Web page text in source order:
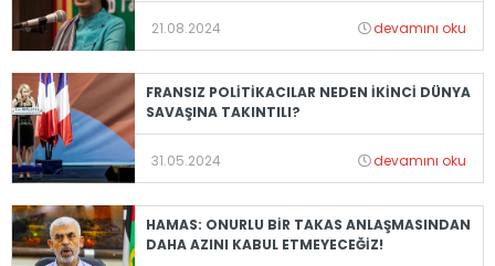
21.08.2024 devamını oku
FRANSIZ POLİTİKACILAR NEDEN İKİNCİ DÜNYA
SAVAŞINA TAKINTILI?
31.05.2024 devamını oku
HAMAS: ONURLU BİR TAKAS ANLAŞMASINDAN
DAHA AZINI KABUL ETMEYECEĞİZ!